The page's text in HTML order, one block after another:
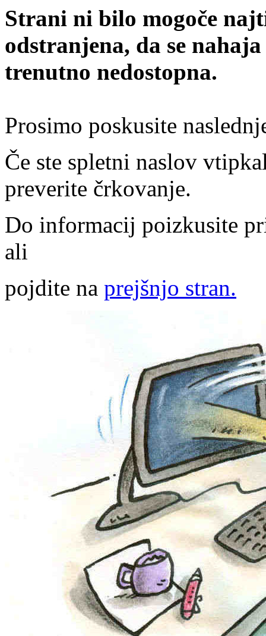
Strani ni bilo mogoče
odstranjena, da se
trenutno nedostopna.
Prosimo poskusite
Če ste spletni naslov
preverite črkovanje.
Do informacij poizkusite
ali
pojdite na prejšnjo stran.